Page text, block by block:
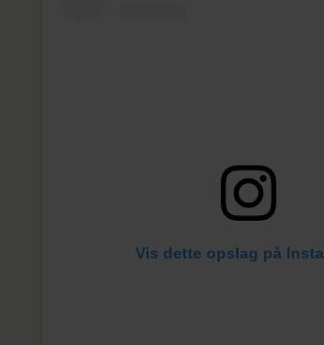
Vis dette opslag på